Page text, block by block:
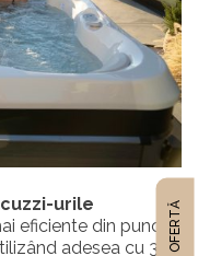
urile
eficiente din punct
adesea cu 30-